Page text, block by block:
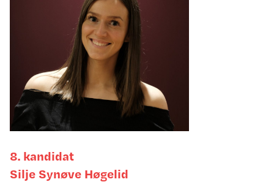
8. kandidat
Silje Synøve Høgelid